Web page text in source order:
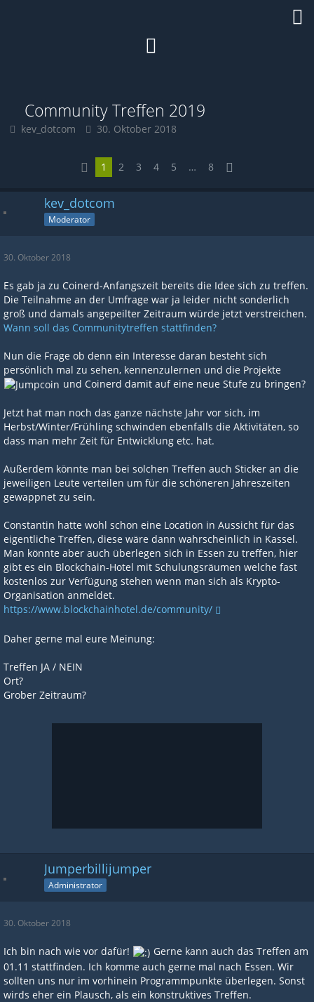
Community Treffen 2019
kev_dotcom 30. Oktober 2018
1 2 3 4 5 … 8
kev_dotcom
Moderator
30. Oktober 2018
Es gab ja zu Coinerd-Anfangszeit bereits die Idee sich zu treffen.
Die Teilnahme an der Umfrage war ja leider nicht sonderlich
groß und damals angepeilter Zeitraum würde jetzt verstreichen.
Wann soll das Communitytreffen stattfinden?
Nun die Frage ob denn ein Interesse daran besteht sich
persönlich mal zu sehen, kennenzulernen und die Projekte
und Coinerd damit auf eine neue Stufe zu bringen?
Jetzt hat man noch das ganze nächste Jahr vor sich, im
Herbst/Winter/Frühling schwinden ebenfalls die Aktivitäten, so
dass man mehr Zeit für Entwicklung etc. hat.
Außerdem könnte man bei solchen Treffen auch Sticker an die
jeweiligen Leute verteilen um für die schöneren Jahreszeiten
gewappnet zu sein.
Constantin hatte wohl schon eine Location in Aussicht für das
eigentliche Treffen, diese wäre dann wahrscheinlich in Kassel.
Man könnte aber auch überlegen sich in Essen zu treffen, hier
gibt es ein Blockchain-Hotel mit Schulungsräumen welche fast
kostenlos zur Verfügung stehen wenn man sich als Krypto-
Organisation anmeldet.
https://www.blockchainhotel.de/community/
Daher gerne mal eure Meinung:
Treffen JA / NEIN
Ort?
Grober Zeitraum?
Jumperbillijumper
Administrator
30. Oktober 2018
Ich bin nach wie vor dafür!
Gerne kann auch das Treffen am
01.11 stattfinden. Ich komme auch gerne mal nach Essen. Wir
sollten uns nur im vorhinein Programmpunkte überlegen. Sonst
wirds eher ein Plausch, als ein konstruktives Treffen.